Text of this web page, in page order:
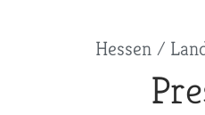
Hessen